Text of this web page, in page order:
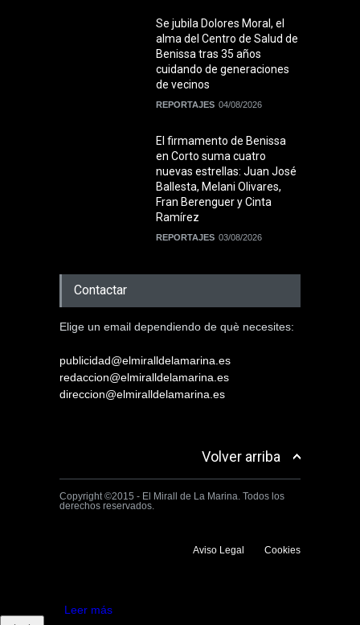
Se jubila Dolores Moral, el
alma del Centro de Salud de
Benissa tras 35 años
cuidando de generaciones
de vecinos
REPORTAJES 04/08/2026
El firmamento de Benissa
en Corto suma cuatro
nuevas estrellas: Juan José
Ballesta, Melani Olivares,
Fran Berenguer y Cinta
Ramírez
REPORTAJES 03/08/2026
Contactar
Elige un email dependiendo de què necesites:
publicidad@elmiralldelamarina.es
redaccion@elmiralldelamarina.es
direccion@elmiralldelamarina.es
Volver arriba
Copyright ©2015 - El Mirall de La Marina. Todos los
derechos reservados.
Aviso Legal Cookies
Leer más